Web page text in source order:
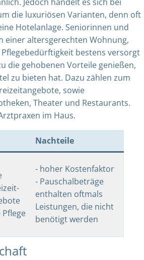
die luxuriösen Varianten, denn oft
Hotelanlage. Seniorinnen und
einer altersgerechten Wohnung,
bestens versorgt
die gehobenen Vorteile genießen,
zu bieten hat. Dazu zählen zum
sowie
Theater und Restaurants.
im Haus.
Nachteile
- hoher Kostenfaktor
- Pauschalbeträge
enthalten oftmals
Leistungen, die nicht
benötigt werden